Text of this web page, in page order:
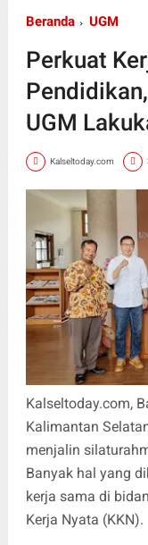
Beranda UGM
Perkuat
UGM
Kalseltoday.com
Kalseltoday.com,
Kalimantan
menjalin
Banyak hal yang
kerja sama di
Kerja Nyata (KKN).